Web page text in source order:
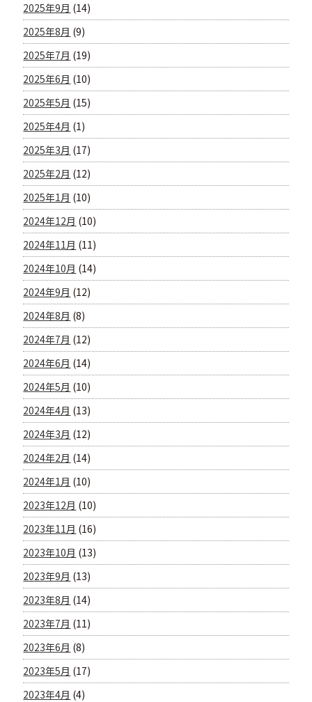
2025年9月 (14)
2025年8月 (9)
2025年7月 (19)
2025年6月 (10)
2025年5月 (15)
2025年4月 (1)
2025年3月 (17)
2025年2月 (12)
2025年1月 (10)
2024年12月 (10)
2024年11月 (11)
2024年10月 (14)
2024年9月 (12)
2024年8月 (8)
2024年7月 (12)
2024年6月 (14)
2024年5月 (10)
2024年4月 (13)
2024年3月 (12)
2024年2月 (14)
2024年1月 (10)
2023年12月 (10)
2023年11月 (16)
2023年10月 (13)
2023年9月 (13)
2023年8月 (14)
2023年7月 (11)
2023年6月 (8)
2023年5月 (17)
2023年4月 (4)